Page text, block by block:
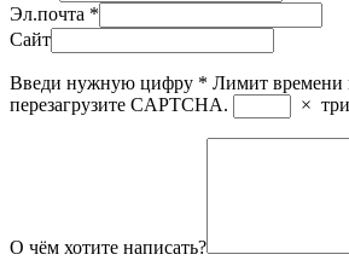
Эл.почта *
Сайт
Введи нужную цифру * Лимит времени
перезагрузите CAPTCHA.
× три
О чём хотите написать?